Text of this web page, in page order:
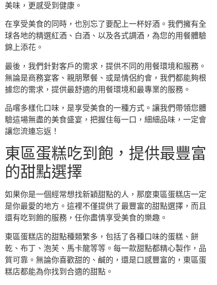
美味，更感受到健康。
在享受美食的同時，也別忘了要配上一杯好酒。我們擁有全
球各地的精選紅酒、白酒、以及各式調酒，為您的用餐體驗
錦上添花。
最後，我們針對客戶的需求，提供不同的用餐環境和服務。
無論是商務宴客、親朋聚餐、或是情侶約會，我們都能夠根
據您的需求，提供最舒適的用餐環境和最專業的服務。
品嚐多樣化口味，是享受美食的一種方式。讓我們帶領您體
驗這場無盡的美食盛宴，把握住每一口，細細品味，一定會
讓您流連忘返！
東區蛋糕吃到飽，提供最豐富
的甜點選擇
如果你是一個經常想找新穎甜點的人，那麼東區蛋糕店一定
是你最愛的地方。這裡不僅提供了最豐富的甜點選擇，而且
還有吃到飽的服務，任你盡情享受美食的樂趣。
東區蛋糕店的甜點種類繁多，包括了各種口味的蛋糕、餅
乾、布丁、泡芙、馬卡龍等等。每一款甜點都精心製作，品
質可靠。無論你喜歡甜的、鹹的，還是口感豐富的，東區蛋
糕店都能為你找到合適的甜點。